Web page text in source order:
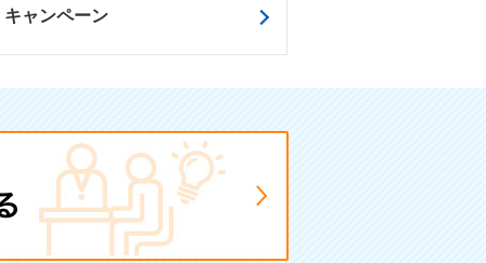
キャンペーン